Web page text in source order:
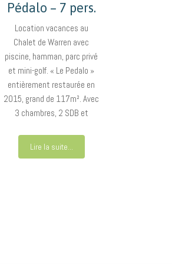
Pédalo – 7 pers.
Location vacances au
Chalet de Warren avec
piscine, hamman, parc privé
et mini-golf. « Le Pedalo »
entièrement restaurée en
2015, grand de 117m². Avec
3 chambres, 2 SDB et
Lire la suite...